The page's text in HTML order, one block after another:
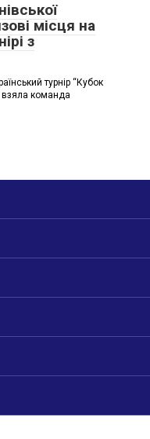
місця на
з
турнір “Кубок
взяла команда